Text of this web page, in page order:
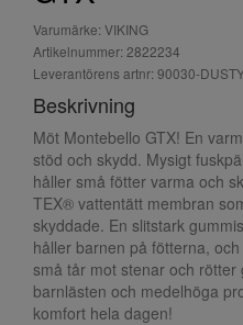
Varumärke: VIKING
Artikelnummer: 2822234
Leverantörens artnr: 90030-
Beskrivning
Möt Montebello GTX! En
stöd och skydd. Mysigt
håller små fötter varma och
TEX® vattentätt membran
skyddade. En slitstark
håller barnen på fötterna,
små tår mot stenar och
barnlästen och medelhöga
komfort hela dagen!